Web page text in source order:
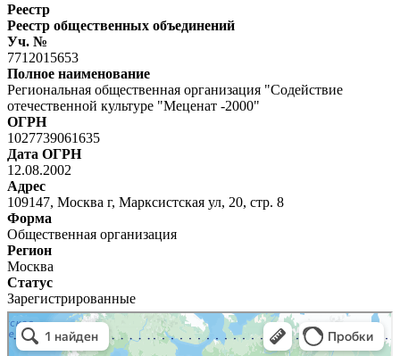
Реестр
Реестр общественных объединений
Уч. №
7712015653
Полное наименование
Региональная общественная организация "Содействие
отечественной культуре "Меценат -2000"
ОГРН
1027739061635
Дата ОГРН
12.08.2002
Адрес
109147, Москва г, Марксистская ул, 20, стр. 8
Форма
Общественная организация
Регион
Москва
Статус
Зарегистрированные